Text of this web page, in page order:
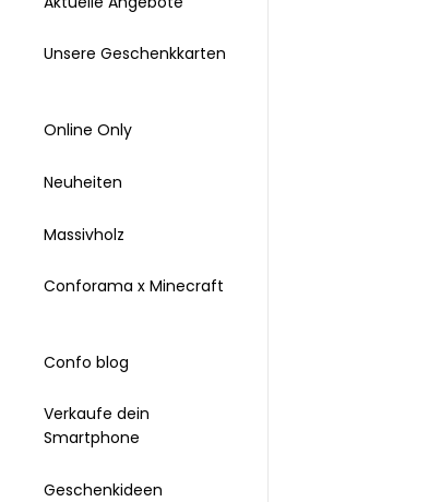
Unsere Geschenkkarten
Online Only
Neuheiten
Massivholz
Conforama x Minecraft
Confo blog
Verkaufe dein
Smartphone
Geschenkideen